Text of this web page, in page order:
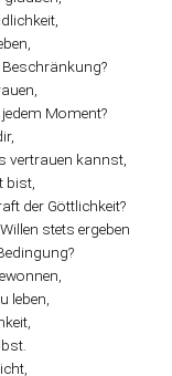
Moment?
vertrauen kannst,
bist,
der Göttlichkeit?
stets ergeben
leben,